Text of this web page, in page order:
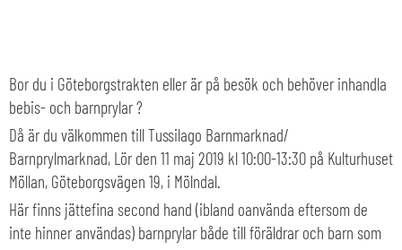
Bor du i Göteborgstrakten eller är på besök och behöver inhandla
bebis- och barnprylar ?
Då är du välkommen till Tussilago Barnmarknad/
Barnprylmarknad, Lör den 11 maj 2019 kl 10:00-13:30 på Kulturhuset
Möllan, Göteborgsvägen 19, i Mölndal.
Här finns jättefina second hand (ibland oanvända eftersom de
inte hinner användas) barnprylar både till föräldrar och barn som